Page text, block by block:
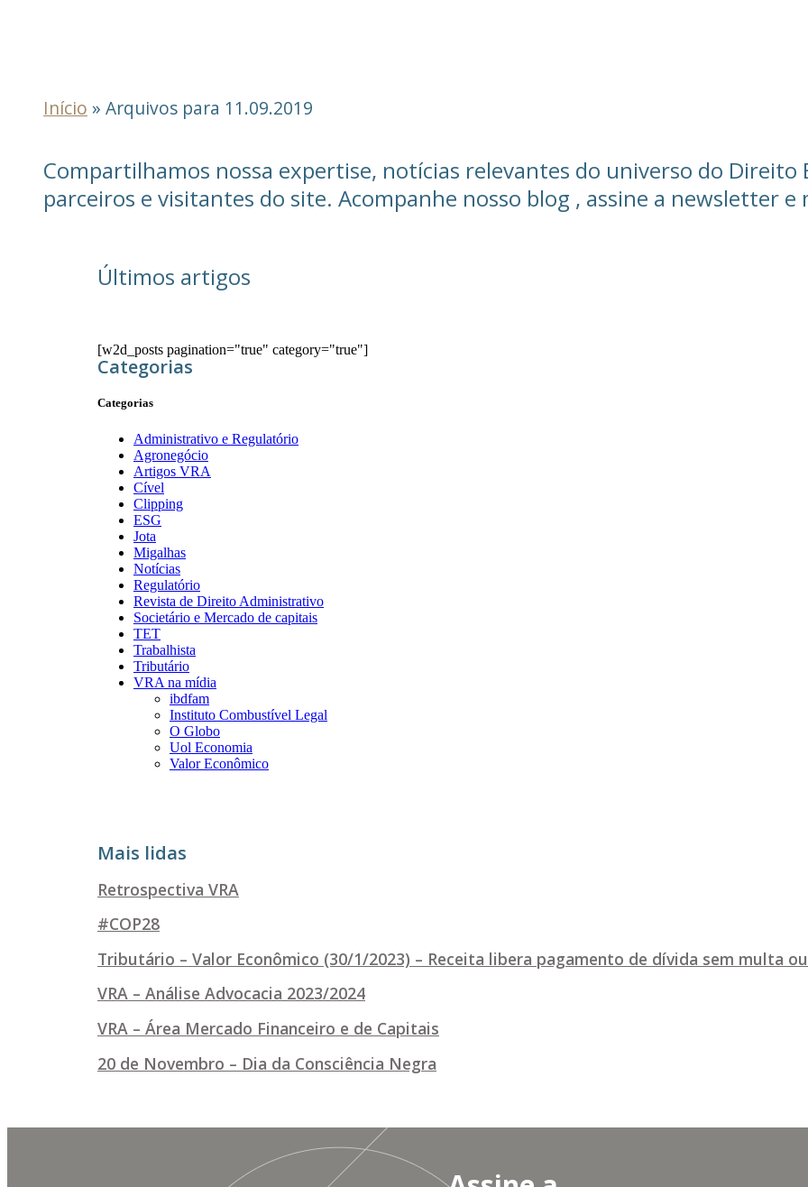
Início » Arquivos para 11.09.2019
Compartilhamos nossa expertise, notícias relevantes do universo do Direito
parceiros e visitantes do site. Acompanhe nosso blog , assine a newsletter
Últimos artigos
[w2d_posts pagination="true" category="true"]
Categorias
Categorias
Administrativo e Regulatório
Agronegócio
Artigos VRA
Cível
Clipping
ESG
Jota
Migalhas
Notícias
Regulatório
Revista de Direito Administrativo
Societário e Mercado de capitais
TET
Trabalhista
Tributário
VRA na mídia
ibdfam
Instituto Combustível Legal
O Globo
Uol Economia
Valor Econômico
Mais lidas
Retrospectiva VRA
#COP28
Tributário – Valor Econômico (30/1/2023) – Receita libera pagamento de dívida sem multa
VRA – Análise Advocacia 2023/2024
VRA – Área Mercado Financeiro e de Capitais
20 de Novembro – Dia da Consciência Negra